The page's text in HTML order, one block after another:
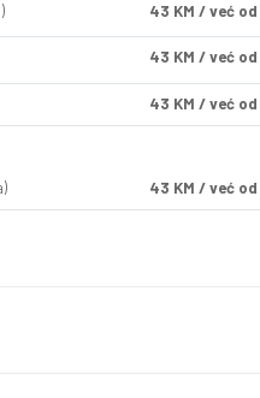
43 KM / već od
43 KM / već od
43 KM / već od
43 KM / već od